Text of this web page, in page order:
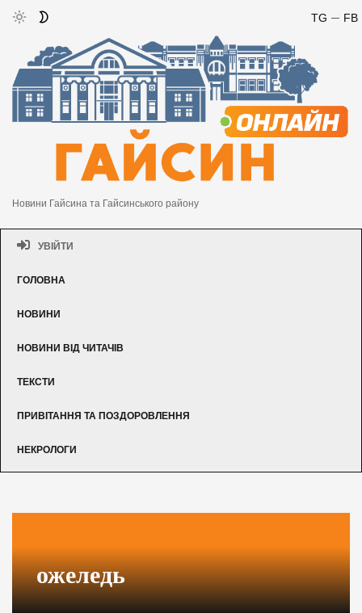
FB
TG
Новини Гайсина та Гайсинського району
УВІЙТИ
ГОЛОВНА
НОВИНИ
НОВИНИ ВІД ЧИТАЧІВ
ТЕКСТИ
ПРИВІТАННЯ ТА ПОЗДОРОВЛЕННЯ
НЕКРОЛОГИ
ожеледь